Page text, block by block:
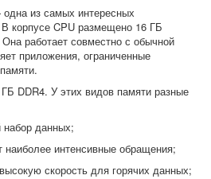
из самых интересных
корпусе CPU размещено 16 ГБ
работает совместно с обычной
приложения, ограниченные
DDR4. У этих видов памяти разные
набор данных;
наиболее интенсивные обращения;
скорость для горячих данных;